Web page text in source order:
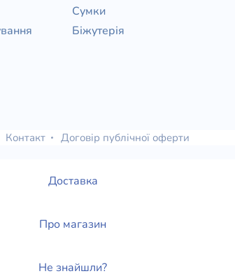
Сумки
Біжутерія
Контакт Договір публічної оферти
Доставка
Про магазин
Не знайшли?